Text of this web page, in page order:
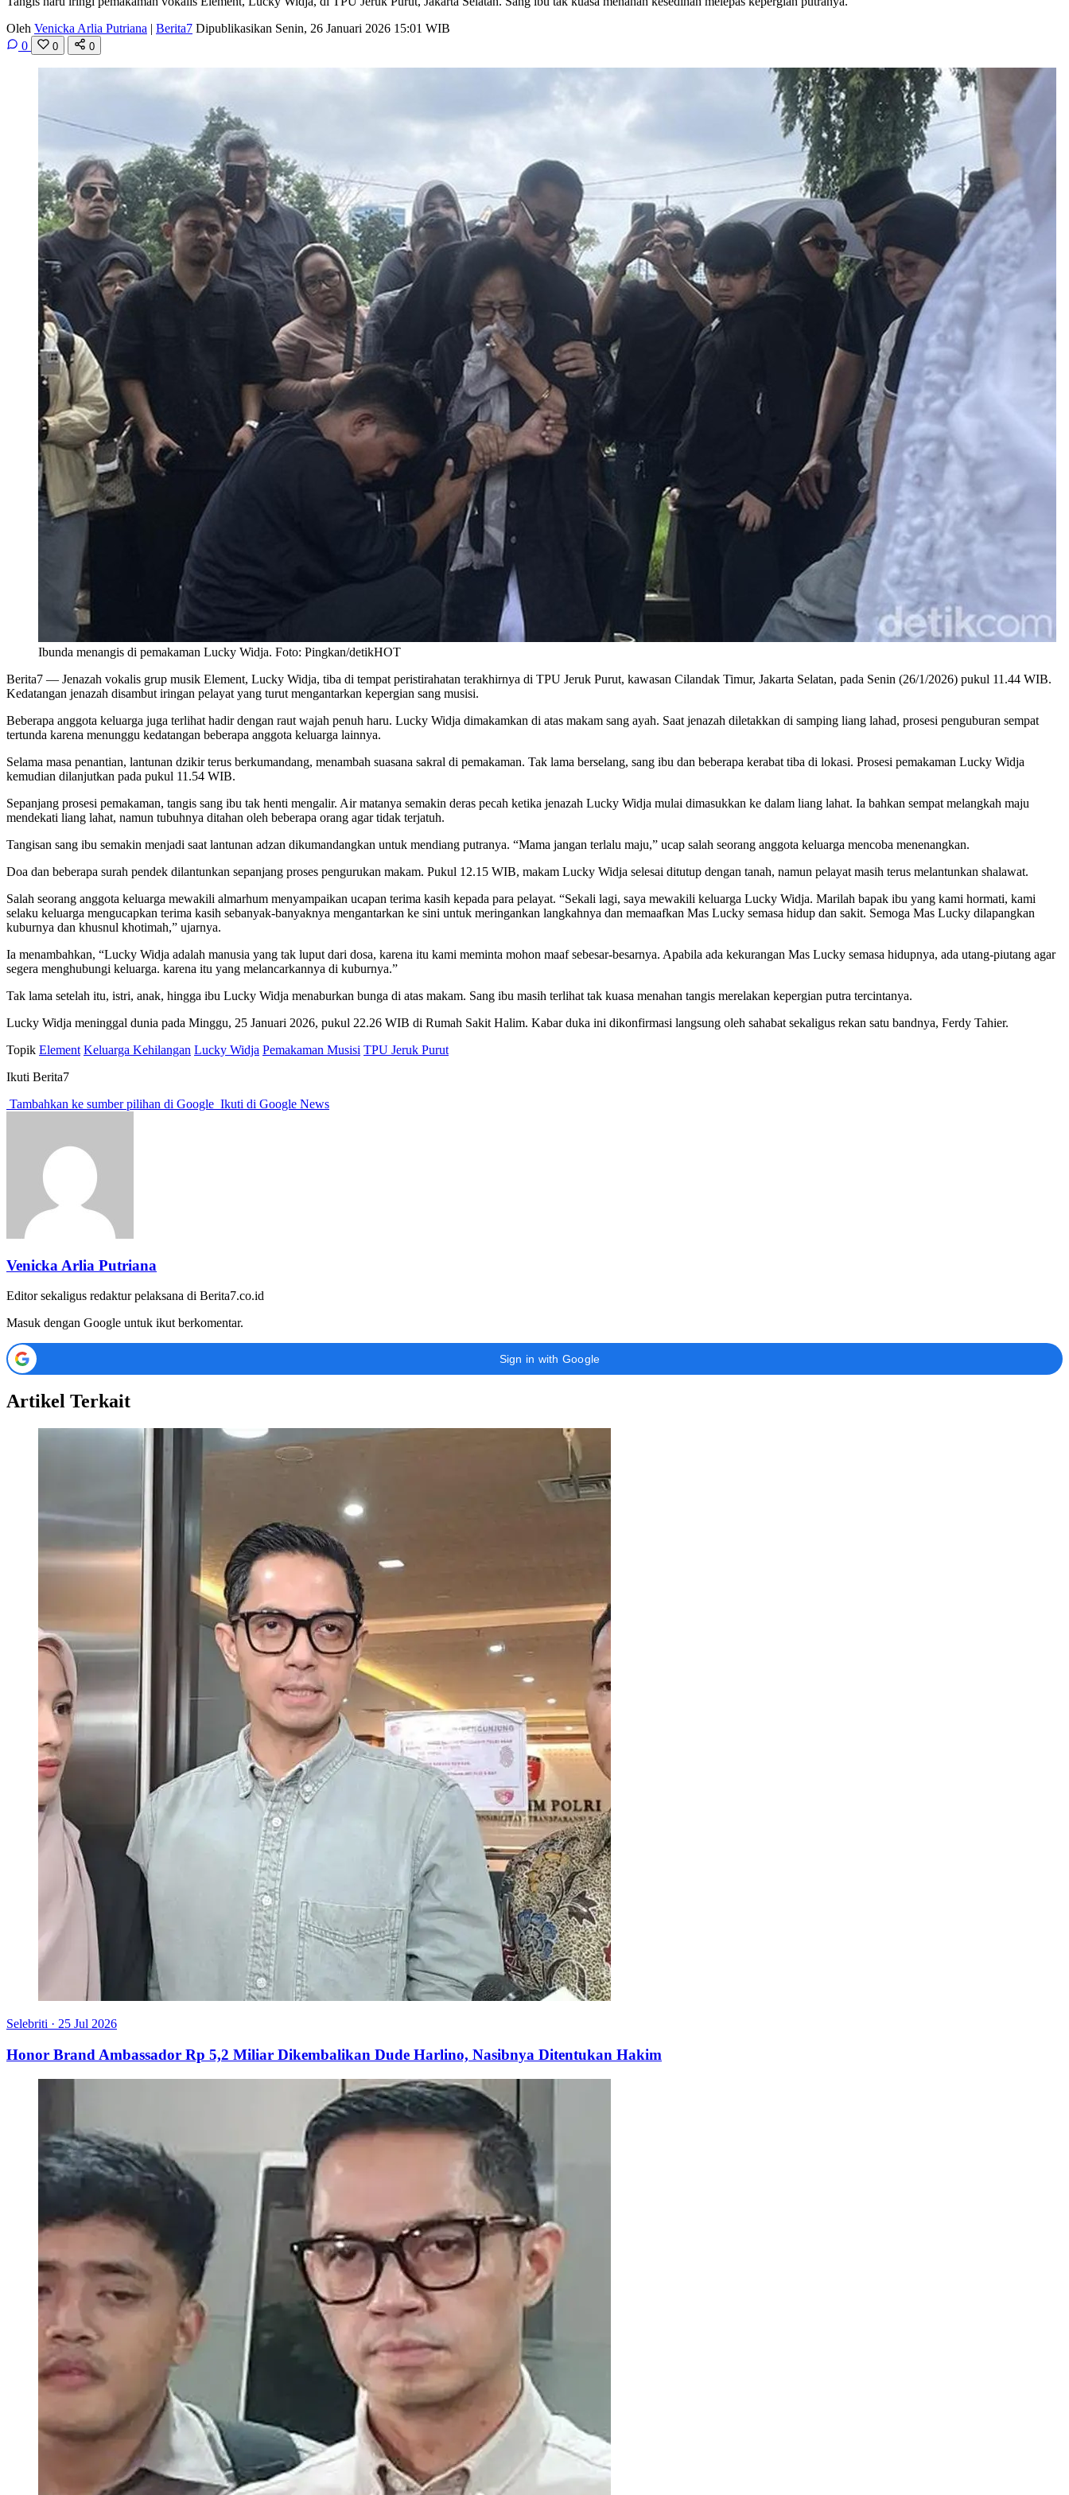
Oleh Venicka Arlia Putriana | Berita7 Dipublikasikan Senin, 26 Januari 2026 15:01 WIB
0
0 0
Ibunda menangis di pemakaman Lucky Widja. Foto: Pingkan/detikHOT
Berita7 — Jenazah vokalis grup musik Element, Lucky Widja, tiba di tempat peristirahatan terakhirnya di TPU Jeruk Purut, kawasan Cilandak Timur, Jakarta Selatan, pada Senin (26/1/2026) pukul 11.44 WIB.
Kedatangan jenazah disambut iringan pelayat yang turut mengantarkan kepergian sang musisi.
Beberapa anggota keluarga juga terlihat hadir dengan raut wajah penuh haru. Lucky Widja dimakamkan di atas makam sang ayah. Saat jenazah diletakkan di samping liang lahad, prosesi penguburan sempat
tertunda karena menunggu kedatangan beberapa anggota keluarga lainnya.
Selama masa penantian, lantunan dzikir terus berkumandang, menambah suasana sakral di pemakaman. Tak lama berselang, sang ibu dan beberapa kerabat tiba di lokasi. Prosesi pemakaman Lucky Widja
kemudian dilanjutkan pada pukul 11.54 WIB.
Sepanjang prosesi pemakaman, tangis sang ibu tak henti mengalir. Air matanya semakin deras pecah ketika jenazah Lucky Widja mulai dimasukkan ke dalam liang lahat. Ia bahkan sempat melangkah maju
mendekati liang lahat, namun tubuhnya ditahan oleh beberapa orang agar tidak terjatuh.
Tangisan sang ibu semakin menjadi saat lantunan adzan dikumandangkan untuk mendiang putranya. “Mama jangan terlalu maju,” ucap salah seorang anggota keluarga mencoba menenangkan.
Doa dan beberapa surah pendek dilantunkan sepanjang proses pengurukan makam. Pukul 12.15 WIB, makam Lucky Widja selesai ditutup dengan tanah, namun pelayat masih terus melantunkan shalawat.
Salah seorang anggota keluarga mewakili almarhum menyampaikan ucapan terima kasih kepada para pelayat. “Sekali lagi, saya mewakili keluarga Lucky Widja. Marilah bapak ibu yang kami hormati, kami
selaku keluarga mengucapkan terima kasih sebanyak-banyaknya mengantarkan ke sini untuk meringankan langkahnya dan memaafkan Mas Lucky semasa hidup dan sakit. Semoga Mas Lucky dilapangkan
kuburnya dan khusnul khotimah,” ujarnya.
Ia menambahkan, “Lucky Widja adalah manusia yang tak luput dari dosa, karena itu kami meminta mohon maaf sebesar-besarnya. Apabila ada kekurangan Mas Lucky semasa hidupnya, ada utang-piutang agar
segera menghubungi keluarga. karena itu yang melancarkannya di kuburnya.”
Tak lama setelah itu, istri, anak, hingga ibu Lucky Widja menaburkan bunga di atas makam. Sang ibu masih terlihat tak kuasa menahan tangis merelakan kepergian putra tercintanya.
Lucky Widja meninggal dunia pada Minggu, 25 Januari 2026, pukul 22.26 WIB di Rumah Sakit Halim. Kabar duka ini dikonfirmasi langsung oleh sahabat sekaligus rekan satu bandnya, Ferdy Tahier.
Topik Element Keluarga Kehilangan Lucky Widja Pemakaman Musisi TPU Jeruk Purut
Ikuti Berita7
Tambahkan ke sumber pilihan di Google Ikuti di Google News
Venicka Arlia Putriana
Editor sekaligus redaktur pelaksana di Berita7.co.id
Masuk dengan Google untuk ikut berkomentar.
Sign in with Google
Artikel Terkait
Selebriti · 25 Jul 2026
Honor Brand Ambassador Rp 5,2 Miliar Dikembalikan Dude Harlino, Nasibnya Ditentukan Hakim